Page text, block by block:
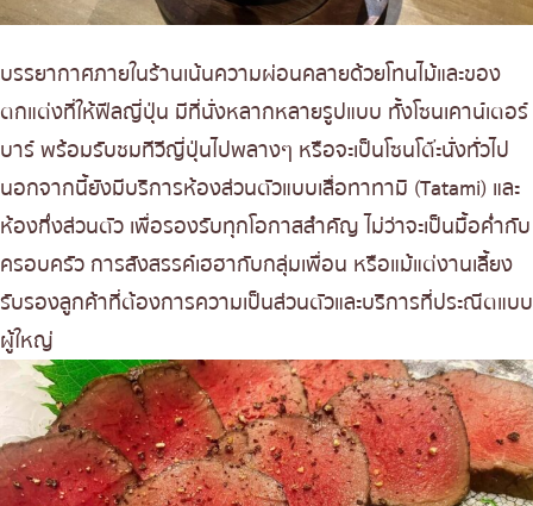
บรรยากาศภายในร้านเน้นความผ่อนคลายด้วยโทนไม้และของ
ตกแต่งที่ให้ฟีลญี่ปุ่น มีที่นั่งหลากหลายรูปแบบ ทั้งโซนเคาน์เตอร์
บาร์ พร้อมรับชมทีวีญี่ปุ่นไปพลางๆ หรือจะเป็นโซนโต๊ะนั่งทั่วไป
นอกจากนี้ยังมีบริการห้องส่วนตัวแบบเสื่อทาทามิ (Tatami) และ
ห้องกึ่งส่วนตัว เพื่อรองรับทุกโอกาสสำคัญ ไม่ว่าจะเป็นมื้อค่ำกับ
ครอบครัว การสังสรรค์เฮฮากับกลุ่มเพื่อน หรือแม้แต่งานเลี้ยง
รับรองลูกค้าที่ต้องการความเป็นส่วนตัวและบริการที่ประณีตแบบ
ผู้ใหญ่